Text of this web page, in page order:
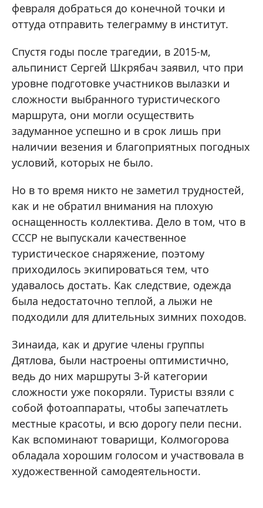
февраля добраться до конечной точки и
оттуда отправить телеграмму в институт.
Спустя годы после трагедии, в 2015-м,
альпинист Сергей Шкрябач заявил, что при
уровне подготовке участников вылазки и
сложности выбранного туристического
маршрута, они могли осуществить
задуманное успешно и в срок лишь при
наличии везения и благоприятных погодных
условий, которых не было.
Но в то время никто не заметил трудностей,
как и не обратил внимания на плохую
оснащенность коллектива. Дело в том, что в
СССР не выпускали качественное
туристическое снаряжение, поэтому
приходилось экипироваться тем, что
удавалось достать. Как следствие, одежда
была недостаточно теплой, а лыжи не
подходили для длительных зимних походов.
Зинаида, как и другие члены группы
Дятлова, были настроены оптимистично,
ведь до них маршруты 3-й категории
сложности уже покоряли. Туристы взяли с
собой фотоаппараты, чтобы запечатлеть
местные красоты, и всю дорогу пели песни.
Как вспоминают товарищи, Колмогорова
обладала хорошим голосом и участвовала в
художественной самодеятельности.